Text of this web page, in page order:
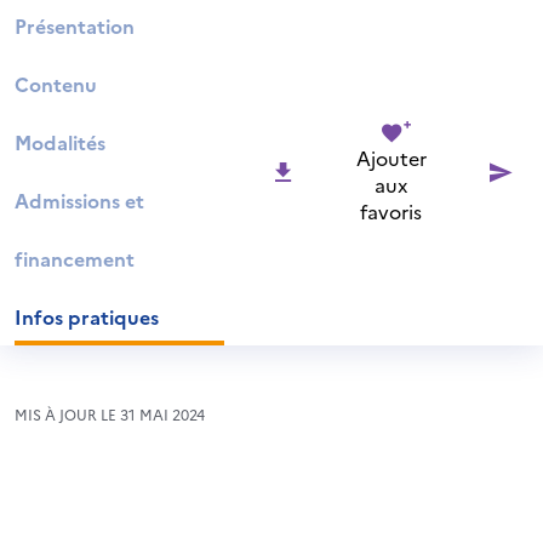
Présentation
Contenu
Modalités
Admissions et
financement
Infos pratiques
Ajouter
aux
favoris
MIS À JOUR LE 31 MAI 2024